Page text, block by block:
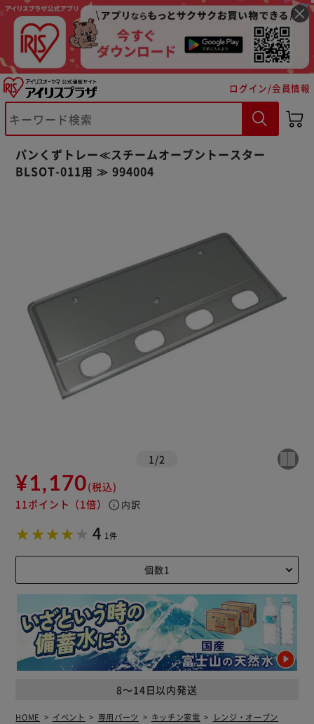
ログイン/会員情報
パンくずトレー≪スチームオーブントースター
BLSOT-011用 ≫ 994004
1 /2
¥1,170(税込)
11ポイント （1倍） info 内訳
4 1件
8～14日以内発送
HOME イベント 専用パーツ キッチン家電
レンジ・オーブン
※ご確認ください
カートに入れる 購入手続きへ